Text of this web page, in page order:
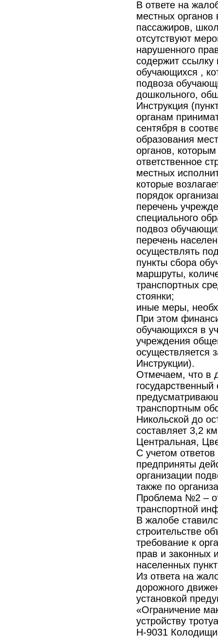
В ответе на
местных органов
пассажиров,
отсутствуют
нарушенного
содержит ссылку
обучающихся ,
подвоза
дошкольного,
Инструкция
органам
сентября в
образования
органов,
ответственное
местных
которые
порядок
перечень
специального
подвоз
перечень
осуществлять
пункты сбора
маршруты,
транспортных
стоянки;
иные меры,
При этом
обучающихся в
учреждения
осуществляется
Инструкции).
Отмечаем, что в
транспортным
Никольской до
составляет 3,2
Центральная,
С учетом
предприняты
организации
также по
Проблема №2 –
транспортной
В жалобе
строительстве
требование к
прав и законных
населенных
Из ответа на
дорожного
установкой
«Ограничение
устройству
Н-9031